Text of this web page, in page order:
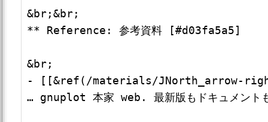
&br;&br;
** Reference: 参考資料 [#d03fa5a5]
&br;
- [[&ref(/materials/JNorth_arrow-
… gnuplot 本家 web. 最新版もドキュメント